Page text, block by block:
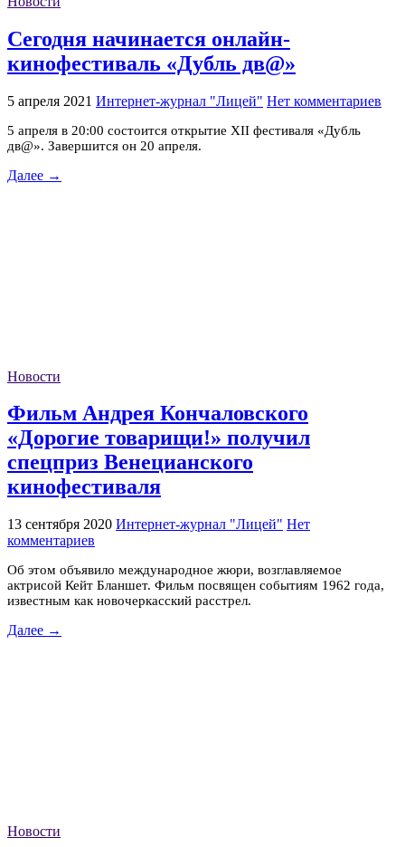
Сегодня начинается онлайн-
кинофестиваль «Дубль дв@»
5 апреля 2021 Интернет-журнал "Лицей" Нет комментариев
5 апреля в 20:00 состоится открытие XII фестиваля «Дубль
дв@». Завершится он 20 апреля.
Далее →
Новости
Фильм Андрея Кончаловского
«Дорогие товарищи!» получил
спецприз Венецианского
кинофестиваля
13 сентября 2020 Интернет-журнал "Лицей" Нет
комментариев
Об этом объявило международное жюри, возглавляемое
актрисой Кейт Бланшет. Фильм посвящен событиям 1962 года,
известным как новочеркасский расстрел.
Далее →
Новости